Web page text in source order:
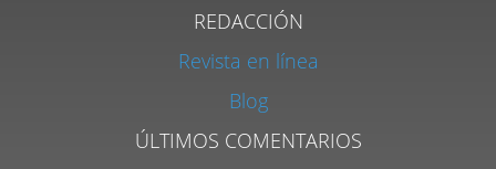
REDACCIÓN
Revista en línea
Blog
ÚLTIMOS COMENTARIOS